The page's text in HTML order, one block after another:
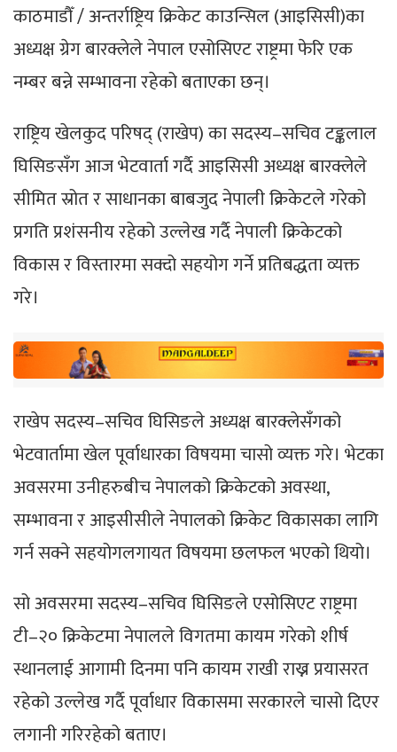
काठमाडौँ / अन्तर्राष्ट्रिय क्रिकेट काउन्सिल (आइसिसी)का
अध्यक्ष ग्रेग बारक्लेले नेपाल एसोसिएट राष्ट्रमा फेरि एक
नम्बर बन्ने सम्भावना रहेको बताएका छन्।
राष्ट्रिय खेलकुद परिषद् (राखेप) का सदस्य–सचिव टङ्कलाल
घिसिङसँग आज भेटवार्ता गर्दै आइसिसी अध्यक्ष बारक्लेले
सीमित स्रोत र साधानका बाबजुद नेपाली क्रिकेटले गरेको
प्रगति प्रशंसनीय रहेको उल्लेख गर्दै नेपाली क्रिकेटको
विकास र विस्तारमा सक्दो सहयोग गर्ने प्रतिबद्धता व्यक्त
गरे।
राखेप सदस्य–सचिव घिसिङले अध्यक्ष बारक्लेसँगको
भेटवार्तामा खेल पूर्वाधारका विषयमा चासो व्यक्त गरे। भेटका
अवसरमा उनीहरुबीच नेपालको क्रिकेटको अवस्था,
सम्भावना र आइसीसीले नेपालको क्रिकेट विकासका लागि
गर्न सक्ने सहयोगलगायत विषयमा छलफल भएको थियो।
सो अवसरमा सदस्य–सचिव घिसिङले एसोसिएट राष्ट्रमा
टी–२० क्रिकेटमा नेपालले विगतमा कायम गरेको शीर्ष
स्थानलाई आगामी दिनमा पनि कायम राखी राख्न प्रयासरत
रहेको उल्लेख गर्दै पूर्वाधार विकासमा सरकारले चासो दिएर
लगानी गरिरहेको बताए।